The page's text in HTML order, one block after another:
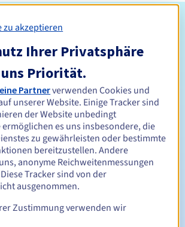
.pro-Domain registrieren?
oder juristischen Personen ohne
und Benachrichtigungen
Zwischen 1 und 10 Jahren
Zwischen 1 und 9 Jahren
akzeptieren
Ihrer Privatsphäre
Priorität.
Partnerverwenden Cookies und
unserer Website. Einige Tracker sind
der Website unbedingt
es uns insbesondere, die
zu gewährleisten oder bestimmte
bereitzustellen. Andere
anonyme Reichweitenmessungen
Tracker sind von der
ausgenommen.
Zustimmung verwenden wir